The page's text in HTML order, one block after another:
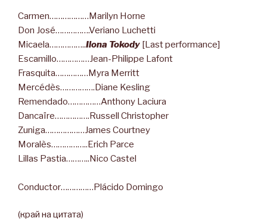
Carmen………………Marilyn Horne
Don José…………….Veriano Luchetti
Micaela……………..Ilona Tokody [Last performance]
Escamillo……………Jean-Philippe Lafont
Frasquita……………Myra Merritt
Mercédès…………….Diane Kesling
Remendado……………Anthony Laciura
Dancaïre…………….Russell Christopher
Zuniga………………James Courtney
Moralès……………..Erich Parce
Lillas Pastia………..Nico Castel
Conductor……………Plácido Domingo
(край на цитата)